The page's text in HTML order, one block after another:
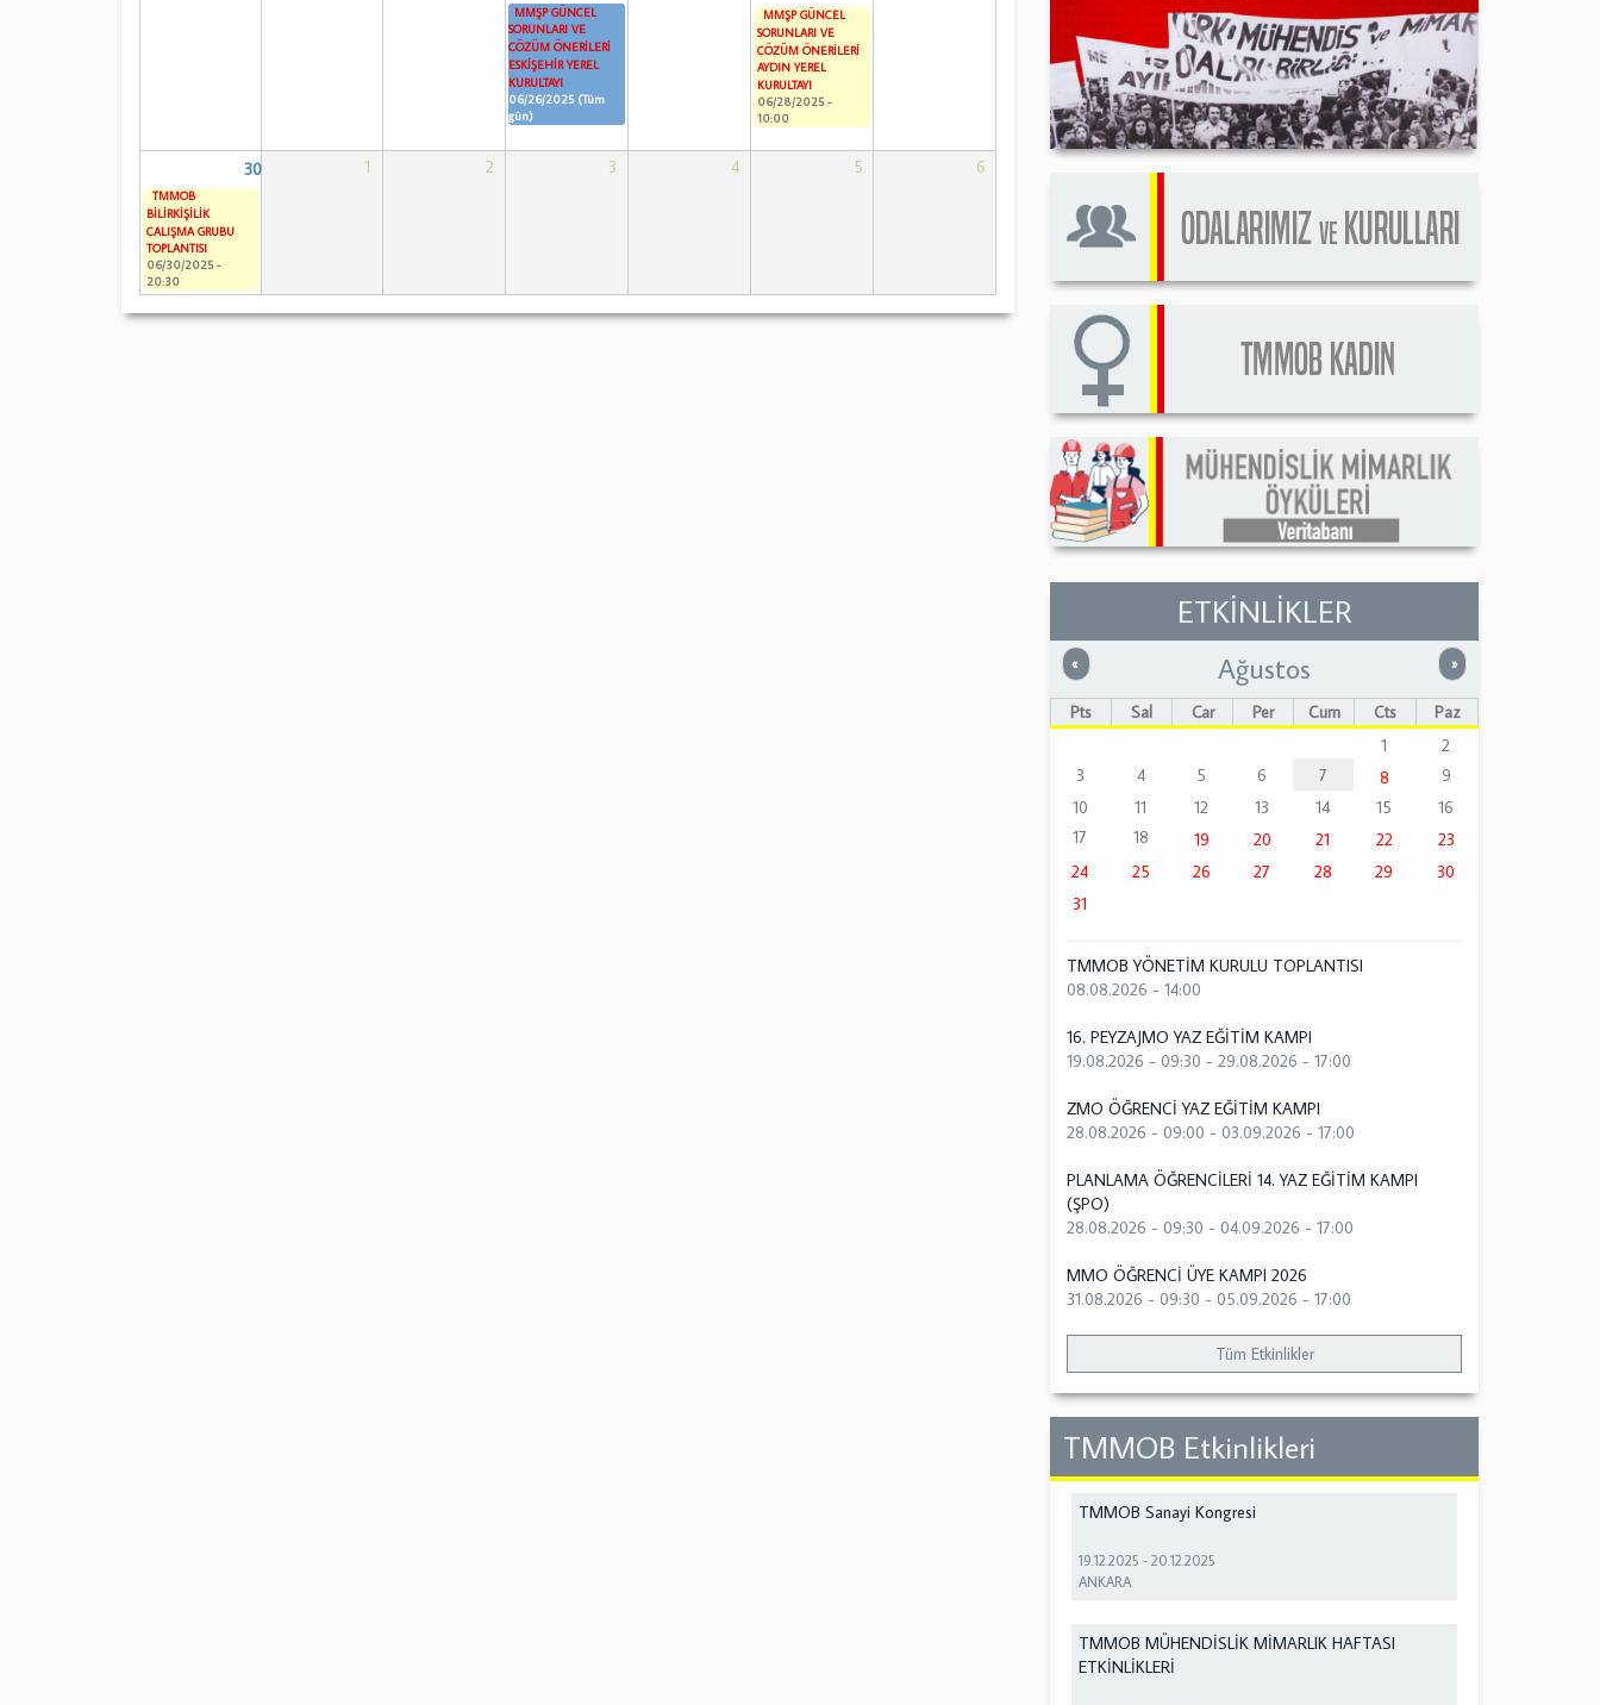
MMŞP GÜNCEL
SORUNLARI VE
ÇÖZÜM ÖNERİLERİ
ESKİŞEHİR YEREL
KURULTAYI
06/26/2025 (Tüm
gün)
MMŞP GÜNCEL
SORUNLARI VE
ÇÖZÜM ÖNERİLERİ
AYDIN YEREL
KURULTAYI
06/28/2025 -
10:00
30 1 2 3 4 5 6
TMMOB
BİLİRKİŞİLİK
ÇALIŞMA GRUBU
TOPLANTISI
06/30/2025 -
20:30
ETKİNLİKLER
« Önceki »Sonraki
Ağustos
Pts Sal Çar Per Cum Cts
Paz
1
2
3
4 5 6 7 8
9
10
11 12 13 14 15
16
17
18 19 20 21 22
23
24
25 26 27 28 29
30
31
TMMOB YÖNETİM KURULU TOPLANTISI
08.08.2026 - 14:00
16. PEYZAJMO YAZ EĞİTİM KAMPI
19.08.2026 - 09:30 -29.08.2026 - 17:00
ZMO ÖĞRENCİ YAZ EĞİTİM KAMPI
28.08.2026 - 09:00 -03.09.2026 - 17:00
PLANLAMA ÖĞRENCİLERİ 14. YAZ EĞİTİM KAMPI
(ŞPO)
28.08.2026 - 09:30 -04.09.2026 - 17:00
MMO ÖĞRENCİ ÜYE KAMPI 2026
31.08.2026 - 09:30 -05.09.2026 - 17:00
Tüm Etkinlikler
TMMOB Etkinlikleri
TMMOB Sanayi Kongresi
19.12.2025 -20.12.2025
ANKARA
TMMOB MÜHENDİSLİK MİMARLIK HAFTASI
ETKİNLİKLERİ